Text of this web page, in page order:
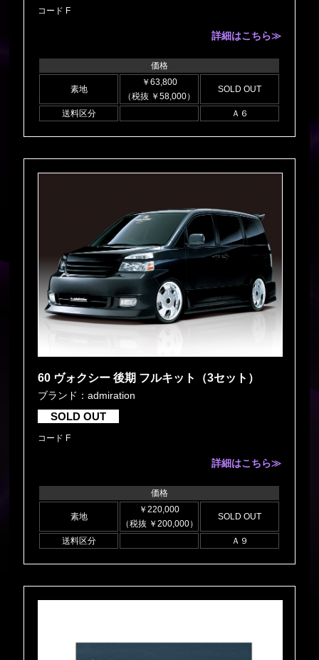
コード F
詳細はこちら≫
価格
素地
￥63,800
（税抜 ￥58,000）
SOLD OUT
送料区分 Ａ６
60 ヴォクシー 後期 フルキット（3セット）
ブランド：admiration
SOLD OUT
コード F
詳細はこちら≫
価格
素地
￥220,000
（税抜 ￥200,000）
SOLD OUT
送料区分 Ａ９